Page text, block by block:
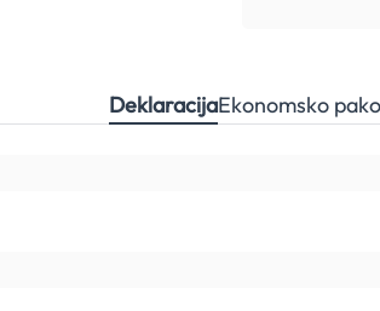
DeklaracijaEkonomsko